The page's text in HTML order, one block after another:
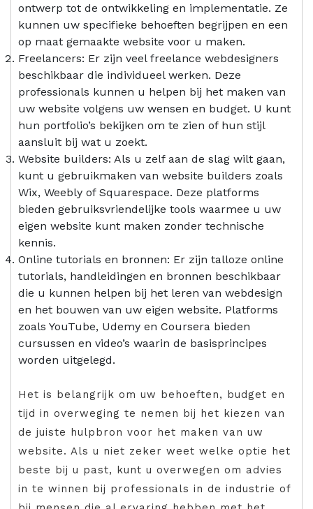
ontwerp tot de ontwikkeling en implementatie. Ze
kunnen uw specifieke behoeften begrijpen en een
op maat gemaakte website voor u maken.
Freelancers: Er zijn veel freelance webdesigners
beschikbaar die individueel werken. Deze
professionals kunnen u helpen bij het maken van
uw website volgens uw wensen en budget. U kunt
hun portfolio’s bekijken om te zien of hun stijl
aansluit bij wat u zoekt.
Website builders: Als u zelf aan de slag wilt gaan,
kunt u gebruikmaken van website builders zoals
Wix, Weebly of Squarespace. Deze platforms
bieden gebruiksvriendelijke tools waarmee u uw
eigen website kunt maken zonder technische
kennis.
Online tutorials en bronnen: Er zijn talloze online
tutorials, handleidingen en bronnen beschikbaar
die u kunnen helpen bij het leren van webdesign
en het bouwen van uw eigen website. Platforms
zoals YouTube, Udemy en Coursera bieden
cursussen en video’s waarin de basisprincipes
worden uitgelegd.
Het is belangrijk om uw behoeften, budget en
tijd in overweging te nemen bij het kiezen van
de juiste hulpbron voor het maken van uw
website. Als u niet zeker weet welke optie het
beste bij u past, kunt u overwegen om advies
in te winnen bij professionals in de industrie of